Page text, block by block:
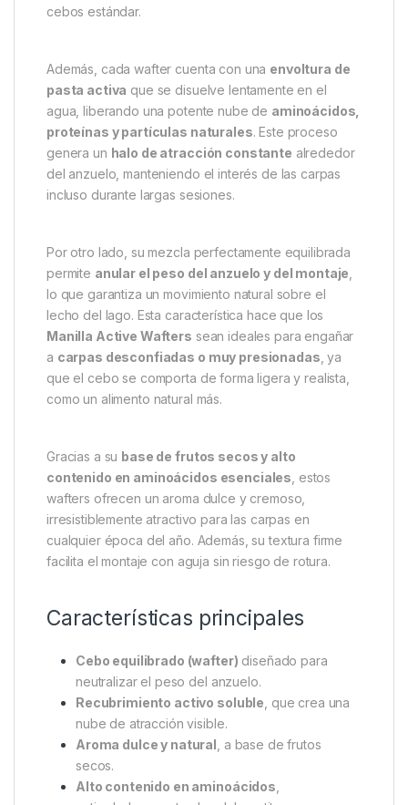
cebos estándar.
Además, cada wafter cuenta con una envoltura de
pasta activa que se disuelve lentamente en el
agua, liberando una potente nube de aminoácidos,
proteínas y partículas naturales. Este proceso
genera un halo de atracción constante alrededor
del anzuelo, manteniendo el interés de las carpas
incluso durante largas sesiones.
Por otro lado, su mezcla perfectamente equilibrada
permite anular el peso del anzuelo y del montaje
lo que garantiza un movimiento natural sobre el
lecho del lago. Esta característica hace que los
Manilla Active Wafters sean ideales para engañar
a carpas desconfiadas o muy presionadas , ya
que el cebo se comporta de forma ligera y realista,
como un alimento natural más.
Gracias a su base de frutos secos y alto
contenido en aminoácidos esenciales , estos
wafters ofrecen un aroma dulce y cremoso,
irresistiblemente atractivo para las carpas en
cualquier época del año. Además, su textura firme
facilita el montaje con aguja sin riesgo de rotura.
Características principales
Cebo equilibrado (wafter) diseñado para
neutralizar el peso del anzuelo.
Recubrimiento activo soluble , que crea una
nube de atracción visible.
Aroma dulce y natural , a base de frutos
secos.
Alto contenido en aminoácidos